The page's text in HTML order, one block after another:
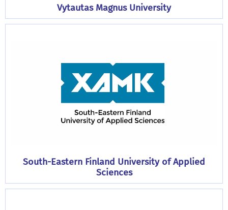
Vytautas Magnus University
South-Eastern Finland University of Applied
Sciences